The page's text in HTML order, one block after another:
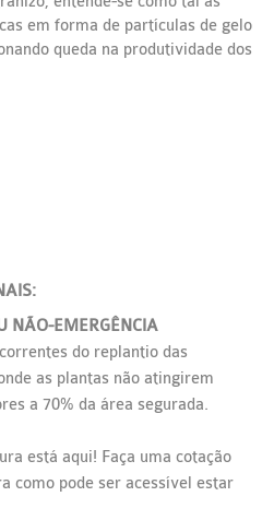
em forma de partículas de gelo
queda na produtividade dos
NÃO-EMERGÊNCIA
do replantio das
as plantas não atingirem
a 70% da área segurada.
está aqui! Faça uma cotação
como pode ser acessível estar